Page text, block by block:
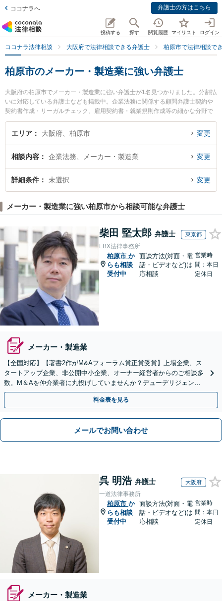
ココナラへ 弁護士の方はこちら
投稿する 探す 閲覧履歴 マイリスト ログイン
ココナラ法律相談 大阪府で法律相談できる弁護士 柏原市で法律相談で
柏原市のメーカー・製造業に強い弁護士
大阪府の柏原市でメーカー・製造業に強い弁護士が1名見つかりました。分割払
いに対応している弁護士なども掲載中。企業法務に関係する顧問弁護士契約や
契約書作成・リーガルチェック、雇用契約書・就業規則作成等の細かな分野で
の絞り込み検索もでき便利です。特にいろは綜合法律事務所の大西 康嗣弁護士
のプロフィール情報や弁護士費用、強みなどが注目されています。『柏原市で
たい』『初回相談無料でメーカー・製造業を法律相談できる柏原市内の弁護士
に相談予約したい』などでお困りの相談者さんにおすすめです。
エリア 大阪府、柏原市 変更
相談内容 企業法務、メーカー・製造業 変更
詳細条件 未選択 変更
メーカー・製造業に強い柏原市から相談可能な弁護士
柴田 堅太郎 弁護士 東京都
LBX法律事務所
柏原市 か
らも相談
受付中
面談方法(対面・電
話・ビデオなど)は
応相談
営業時
間：本日
定休日
メーカー・製造業
【全国対応】【著書2作がM&Aフォーラム賞正賞受賞】上場企業、ス
タートアップ企業、非公開中小企業、オーナー経営者からのご相談多
数。M＆Aを仲介業者に丸投げしていませんか？デューデリジェンス
や契約書作成・交渉はお任せください【初回無料】
料金表を見る
メールでお問い合わせ
呉 明浩 弁護士 大阪府
一道法律事務所
柏原市 か
らも相談
受付中
面談方法(対面・電
話・ビデオなど)は
応相談
営業時
間：本日
定休日
メーカー・製造業